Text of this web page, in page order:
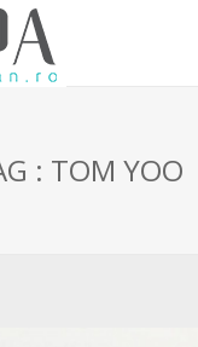
: TOM YOO